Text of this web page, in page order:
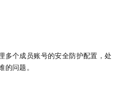
多个成员账号的安全防护配置，处
问题。
能应用，一键激活高效办公新体验
Hat
合作